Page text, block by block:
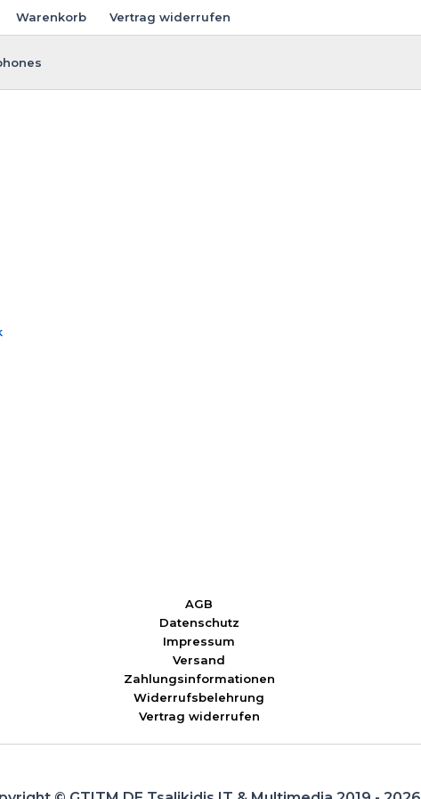
Warenkorb Vertrag widerrufen
AGB
Datenschutz
Impressum
Versand
Zahlungsinformationen
Widerrufsbelehrung
Vertrag widerrufen